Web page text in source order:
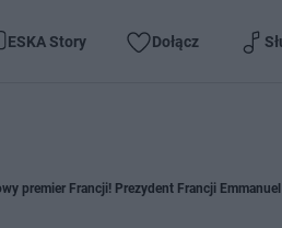
ESKA Story Dołącz
premier Francji! Prezydent Francji